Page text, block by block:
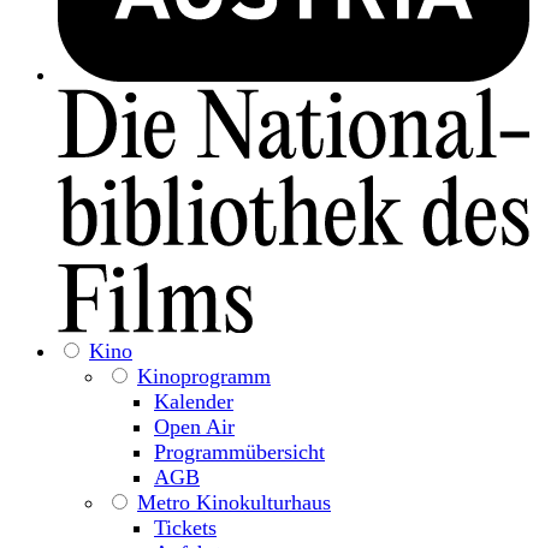
Kino
Kinoprogramm
Kalender
Open Air
Programmübersicht
AGB
Metro Kinokulturhaus
Tickets